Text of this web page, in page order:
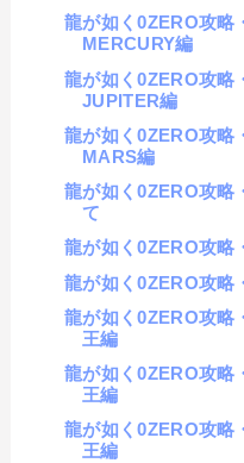
龍が如く0ZERO攻略
MERCURY編
龍が如く0ZERO攻略
JUPITER編
龍が如く0ZERO攻略
MARS編
龍が如く0ZERO攻略
て
龍が如く0ZERO攻略
龍が如く0ZERO攻略
龍が如く0ZERO攻略
王編
龍が如く0ZERO攻略
王編
龍が如く0ZERO攻略
王編